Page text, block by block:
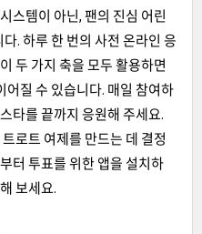
스템이 아닌, 팬의 진심 어린
. 하루 한 번의 사전 온라인 응
두 가지 축을 모두 활용하면
어질 수 있습니다. 매일 참여하
타를 끝까지 응원해 주세요.
로트 여제를 만드는 데 결정
터 투표를 위한 앱을 설치하
보세요.